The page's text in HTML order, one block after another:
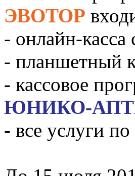
ЭВОТОР
- онлайн-
- планшетный
- кассовое
ЮНИКО-
- все услуги